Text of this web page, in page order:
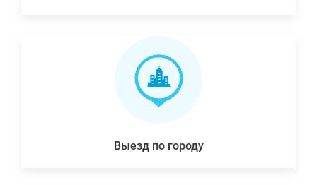
Выезд по городу